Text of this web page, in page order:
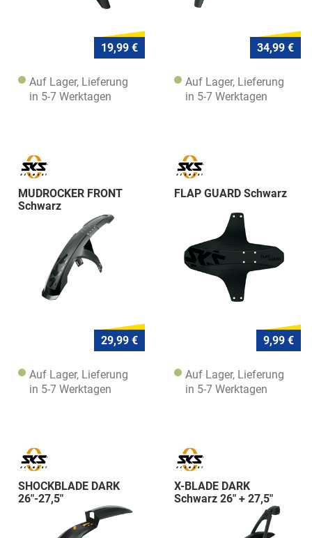
19,99 €
Auf Lager, Lieferung
in 5-7 Werktagen
34,99 €
Auf Lager, Lieferung
in 5-7 Werktagen
MUDROCKER FRONT
Schwarz
29,99 €
Auf Lager, Lieferung
in 5-7 Werktagen
FLAP GUARD Schwarz
9,99 €
Auf Lager, Lieferung
in 5-7 Werktagen
SHOCKBLADE DARK
26"-27,5"
X-BLADE DARK
Schwarz 26" + 27,5"